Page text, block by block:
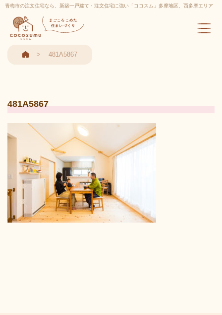
青梅市の注文住宅なら、新築一戸建て・注文住宅に強い「ココスム」多摩地区、西多摩エリア
実績多数
まごころこめた
住まいづくり
481A5867
481A5867